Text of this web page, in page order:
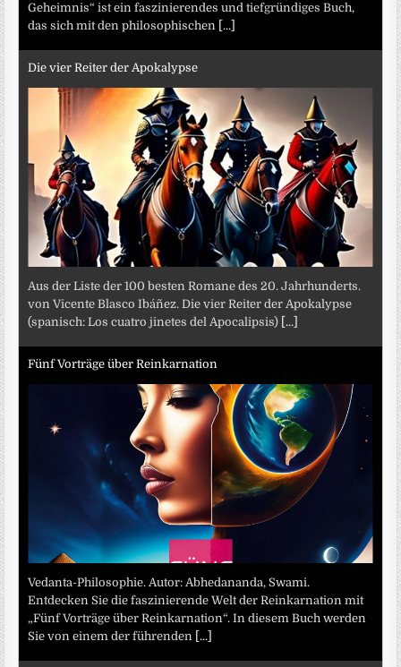
Geheimnis“ ist ein faszinierendes und tiefgründiges Buch,
das sich mit den philosophischen [...]
Die vier Reiter der Apokalypse
Aus der Liste der 100 besten Romane des 20. Jahrhunderts.
von Vicente Blasco Ibáñez. Die vier Reiter der Apokalypse
(spanisch: Los cuatro jinetes del Apocalipsis) [...]
Fünf Vorträge über Reinkarnation
Vedanta-Philosophie. Autor: Abhedananda, Swami.
Entdecken Sie die faszinierende Welt der Reinkarnation mit
„Fünf Vorträge über Reinkarnation“. In diesem Buch werden
Sie von einem der führenden [...]